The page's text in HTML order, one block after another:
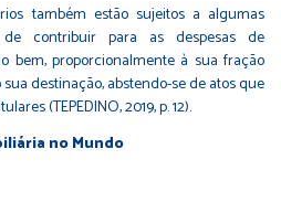
também estão sujeitos a algumas
contribuir para as despesas de
bem, proporcionalmente à sua fração
destinação, abstendo-se de atos que
(TEPEDINO, 2019, p. 12).
no Mundo